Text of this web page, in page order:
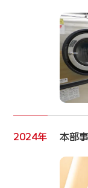
2024年 本部